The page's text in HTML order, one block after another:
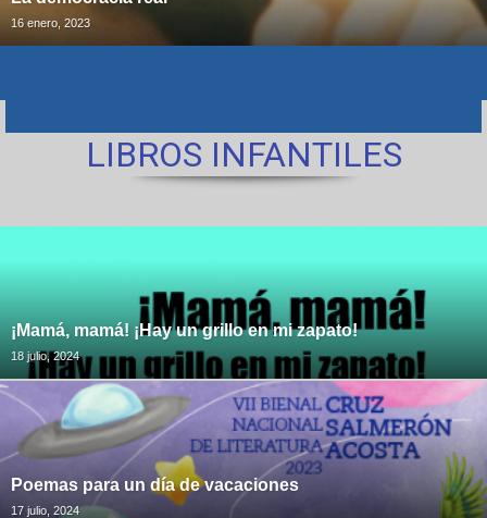
16 enero, 2023
LIBROS INFANTILES
¡Mamá, mamá! ¡Hay un grillo en mi zapato!
18 julio, 2024
Poemas para un día de vacaciones
17 julio, 2024